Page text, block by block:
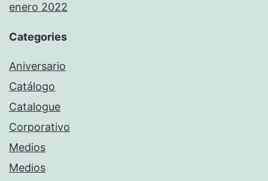
enero 2022
Categories
Aniversario
Catálogo
Catalogue
Corporativo
Medios
Medios